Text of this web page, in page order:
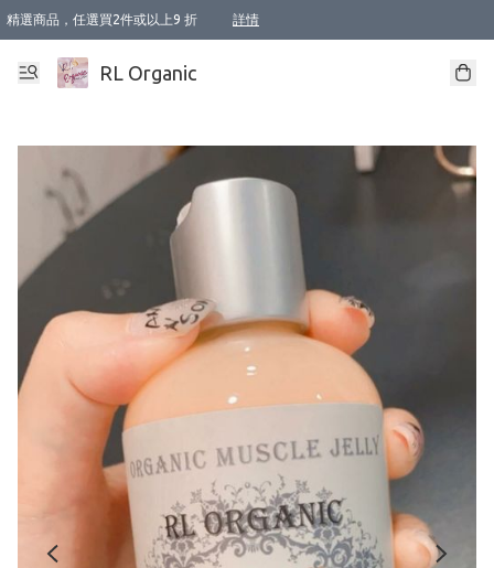
精選商品，任選買2件或以上9 折 詳情
XI周年優惠【新品自由選2件88折/3件85折】
XI周年優惠【Chakra 脈輪平衡自由選2件9折/3件85折/5件8折】
Florame 肌底自由選 2支9折 3支85折
XI周年優惠【蟲蟲退散 · 防衛結界﹞系列2件9折】
Sunki 任選2件95折
BIOFFICINA TOSCANA 任選2支9折 3支85折
Lamav 任選1件9折 2件85折
Mukti Organics 指定產品任選1件9折, 2件88折 3件85折
Intelligent Nutrients Skincare 任選2件9折
deodorant 任選2件88折
化妝品 任選2件95折
XI周年優惠【身心靈單品 任選2件9折/3件85折/5件8折】
XI周年優惠 【精油/香水 任選2件9折/3件85折/5件8折】
XI周年優惠【「關節到肌膚」全效養護 BODY OIL 組2件88折/3件85折】
XI周年優惠【夏日有機物理防曬套裝2件88折】
XI周年優惠【夏日潔面隨意選2件88折/3件85折】
XI周年優惠【逆齡奇蹟抗氧 11 自由選2件88折/3件85折/4件或以上8折】
新會員首次購物即享全單 95 折優惠！
成為VIP / VVIP 可享有生日月現金扣減獎賞優惠 !! 記得去賬户資料填上生日日期啦 !
選用順豐速運，滿$500 免運費
本地速遞 京東 送住宅/ 工商地址 $400 免運費
澳門訂單選用順豐速運，滿$800 免運費
RL Organic